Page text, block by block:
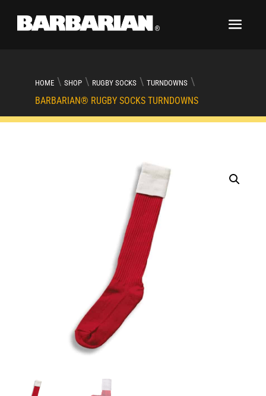
HOME \ SHOP \ RUGBY SOCKS \ TURNDOWNS \
BARBARIAN® RUGBY SOCKS TURNDOWNS